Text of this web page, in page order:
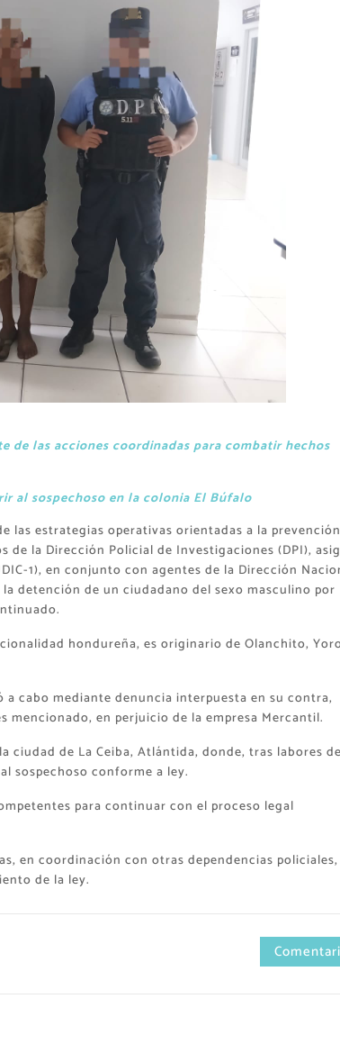
de las acciones coordinadas para combatir hechos
al sospechoso en la colonia El Búfalo
las estrategias operativas orientadas a la
la Dirección Policial de Investigaciones (DPI),
1), en conjunto con agentes de la Dirección
detención de un ciudadano del sexo masculino por
hondureña, es originario de Olanchito,
cabo mediante denuncia interpuesta en su contra,
en perjuicio de la empresa Mercantil.
ciudad de La Ceiba, Atlántida, donde, tras labores de
sospechoso conforme a ley.
para continuar con el proceso legal
en coordinación con otras dependencias
de la ley.